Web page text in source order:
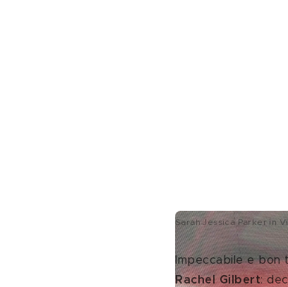
Sarah Jessica Parker in
Impeccabile e bon
Rachel Gilbert: